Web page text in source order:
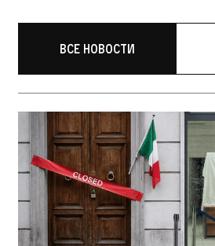
Все новости